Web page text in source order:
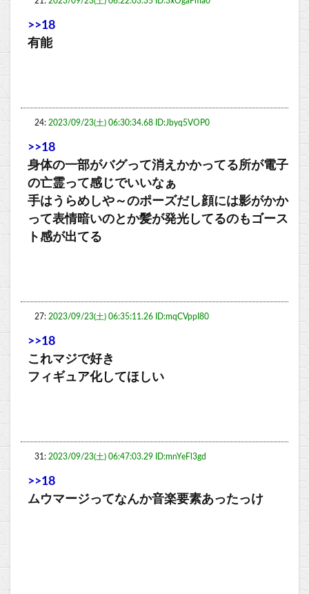
>>18
有能
24: 2023/09/23(土) 06:30:34.68 ID:Jbyq5VOP0
>>18
身体の一部がバグって消えかかってる所が電子
の亡霊って感じでいいなぁ
手はうらめしや～のポーズだし顔には影がかか
って表情暗いのとか髪が発光してるのもゴース
ト感が出てる
27: 2023/09/23(土) 06:35:11.26 ID:mqCVppI80
>>18
これマジで好き
フィギュア化してほしい
31: 2023/09/23(土) 06:47:03.29 ID:mnYeFl3gd
>>18
ムウマージってなんか音楽要素あったっけ